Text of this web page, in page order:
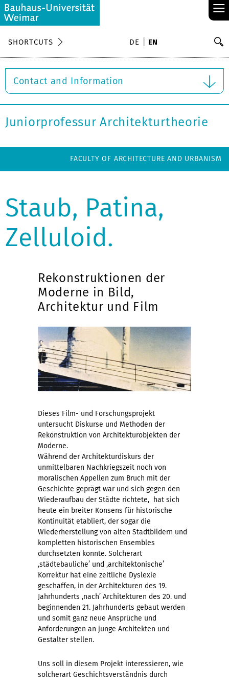
≡
SHORTCUTS DE EN
Contact and Information
Juniorprofessur Architekturtheorie
FACULTY OF ARCHITECTURE AND URBANISM
Staub, Patina,
Zelluloid.
Rekonstruktionen der
Moderne in Bild,
Architektur und Film
Dieses Film- und Forschungsprojekt
untersucht Diskurse und Methoden der
Rekonstruktion von Architekturobjekten der
Moderne.
Während der Architekturdiskurs der
unmittelbaren Nachkriegszeit noch von
moralischen Appellen zum Bruch mit der
Geschichte geprägt war und sich gegen den
Wiederaufbau der Städte richtete, hat sich
heute ein breiter Konsens für historische
Kontinuität etabliert, der sogar die
Wiederherstellung von alten Stadtbildern und
kompletten historischen Ensembles
durchsetzten konnte. Solcherart
‚städtebauliche’ und ‚architektonische’
Korrektur hat eine zeitliche Dyslexie
geschaffen, in der Architekturen des 19.
Jahrhunderts ‚nach’ Architekturen des 20. und
beginnenden 21. Jahrhunderts gebaut werden
und somit ganz neue Ansprüche und
Anforderungen an junge Architekten und
Gestalter stellen.
Uns soll in diesem Projekt interessieren, wie
solcherart Geschichtsverständnis durch